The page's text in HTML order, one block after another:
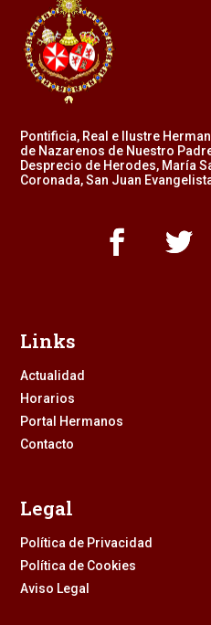
Pontificia, Real e Ilustre
de Nazarenos de Nuestro
Desprecio de Herodes, María
Coronada, San Juan
Links
Actualidad
Horarios
Portal Hermanos
Contacto
Legal
Política de Privacidad
Política de Cookies
Aviso Legal